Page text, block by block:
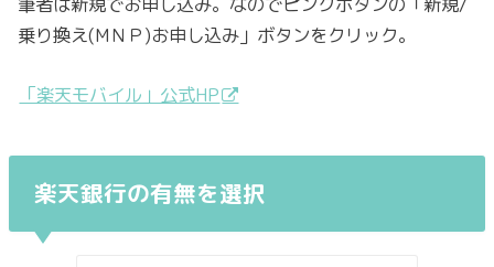
乗り換え(MＮＰ)お申し込み」ボタンをクリック。
「楽天モバイル」公式HP
楽天銀行の有無を選択